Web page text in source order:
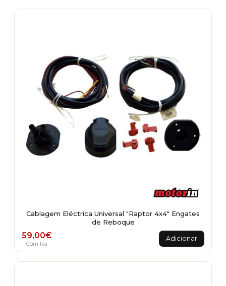
Cablagem Eléctrica Universal "Raptor 4x4" Engates
de Reboque
59,00€
Com Iva
Adicionar